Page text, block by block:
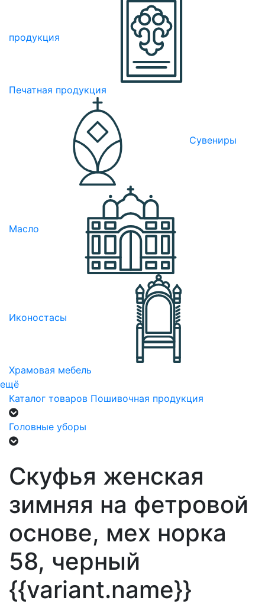
продукция
Печатная продукция
Сувениры
Масло
Иконостасы
Храмовая мебель
ещё
Каталог товаров Пошивочная продукция
Головные уборы
Скуфья женская
зимняя на фетровой
основе, мех норка
58, черный
{{variant.name}}